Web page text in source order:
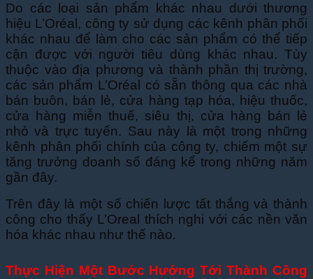
Do các loại sản phẩm khác nhau dưới thương
hiệu L’Oréal, công ty sử dụng các kênh phân phối
khác nhau để làm cho các sản phẩm có thể tiếp
cận được với người tiêu dùng khác nhau. Tùy
thuộc vào địa phương và thành phần thị trường,
các sản phẩm L’Oréal có sẵn thông qua các nhà
bán buôn, bán lẻ, cửa hàng tạp hóa, hiệu thuốc,
cửa hàng miễn thuế, siêu thị, cửa hàng bán lẻ
nhỏ và trực tuyến. Sau này là một trong những
kênh phân phối chính của công ty, chiếm một sự
tăng trưởng doanh số đáng kể trong những năm
gần đây.
Trên đây là một số chiến lược tất thắng và thành
công cho thấy L’Oreal thích nghi với các nền văn
hóa khác nhau như thế nào.
Thực Hiện Một Bước Hướng Tới Thành Công